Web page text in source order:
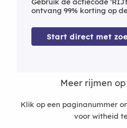
ontvang 99% korting op
Start direct met
Meer rijmen op
Klik op een paginanummer
voor witheid